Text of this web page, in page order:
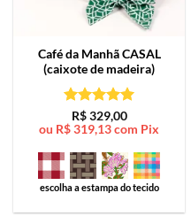
Café da ManhãCASAL
(caixote de madeira)
Avaliação5
de 5
R$329,00
ou R$319,13com Pix
escolha a estampa do tecido